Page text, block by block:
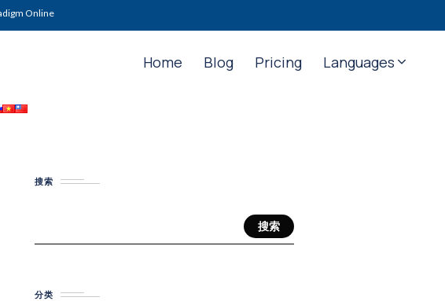
Online
Home Blog Pricing Languages
搜索
搜索
分类